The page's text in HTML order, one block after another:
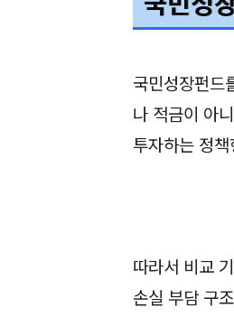
국민성장펀드
나 적금이 아
투자하는 정
따라서 비교
손실 부담 구